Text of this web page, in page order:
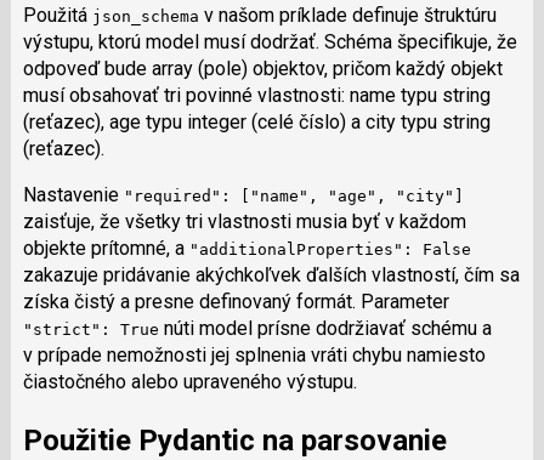
Použitá json_schema v našom príklade definuje štruktúru
výstupu, ktorú model musí dodržať. Schéma špecifikuje, že
odpoveď bude array (pole) objektov, pričom každý objekt
musí obsahovať tri povinné vlastnosti: name typu string
(reťazec), age typu integer (celé číslo) a city typu string
(reťazec).
Nastavenie "required": ["name", "age", "city"]
zaisťuje, že všetky tri vlastnosti musia byť v každom
objekte prítomné, a "additionalProperties": False
zakazuje pridávanie akýchkoľvek ďalších vlastností, čím sa
získa čistý a presne definovaný formát. Parameter
"strict": True núti model prísne dodržiavať schému a
v prípade nemožnosti jej splnenia vráti chybu namiesto
čiastočného alebo upraveného výstupu.
Použitie Pydantic na parsovanie